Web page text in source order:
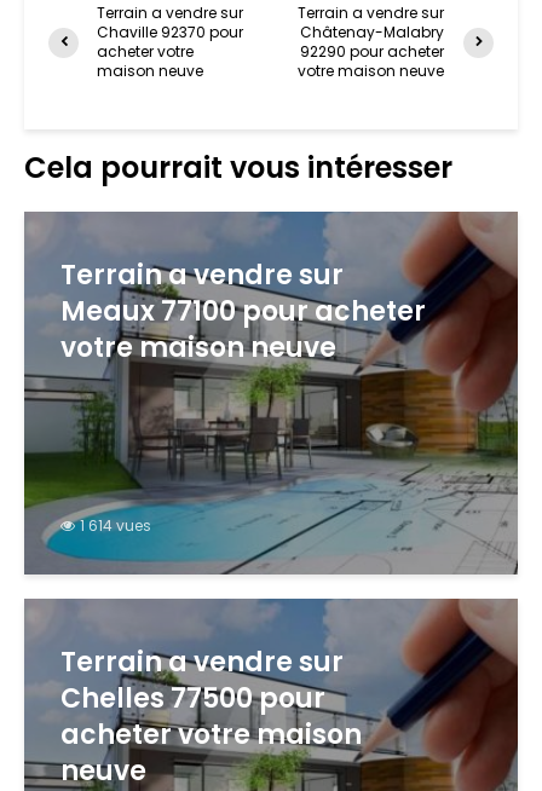
Terrain a vendre sur
Chaville 92370 pour
acheter votre
maison neuve
Terrain a vendre sur
Châtenay-Malabry
92290 pour acheter
votre maison neuve
Cela pourrait vous intéresser
Terrain a vendre sur
Meaux 77100 pour acheter
votre maison neuve
1 614 vues
Terrain a vendre sur
Chelles 77500 pour
acheter votre maison
neuve